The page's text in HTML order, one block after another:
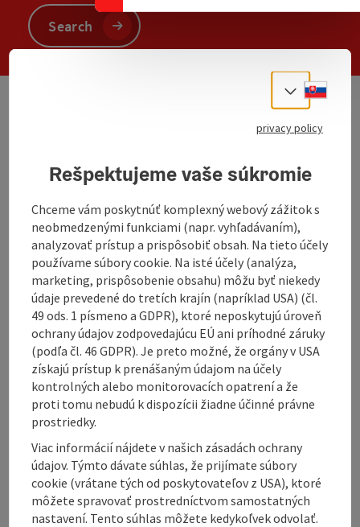
Contact
General information
Search
We have not found any search results. Please
non-binding inquiry
To the website
Select
privacy policy
Rešpektujeme vaše súkromie
Chceme vám poskytnúť komplexný webový zážitok s
neobmedzenými funkciami (napr. vyhľadávaním),
analyzovať prístup a prispôsobiť obsah. Na tieto účely
používame súbory cookie. Na isté účely (analýza,
marketing, prispôsobenie obsahu) môžu byť niekedy
údaje prevedené do tretích krajín (napríklad USA) (čl.
49 ods. 1 písmeno a GDPR), ktoré neposkytujú úroveň
ochrany údajov zodpovedajúcu EÚ ani príhodné záruky
(podľa čl. 46 GDPR). Je preto možné, že orgány v USA
získajú prístup k prenášaným údajom na účely
kontrolných alebo monitorovacích opatrení a že
proti tomu nebudú k dispozícii žiadne účinné právne
prostriedky.
Viac informácií nájdete v našich zásadách ochrany
údajov. Týmto dávate súhlas, že prijímate súbory
cookie (vrátane tých od poskytovateľov z USA), ktoré
môžete spravovať prostredníctvom samostatných
nastavení. Tento súhlas môžete kedykoľvek odvolať.